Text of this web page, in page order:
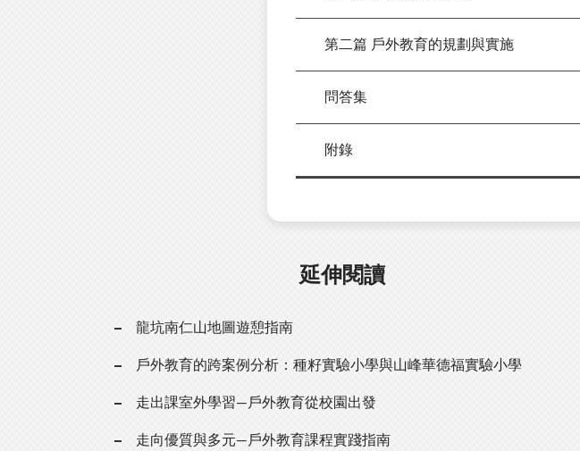
第二篇 戶外教育的規劃與實施
問答集
附錄
延伸閱讀
龍坑南仁山地圖遊憩指南
戶外教育的跨案例分析：種籽實驗小學與山峰華德福實驗小學
走出課室外學習—戶外教育從校園出發
走向優質與多元—戶外教育課程實踐指南